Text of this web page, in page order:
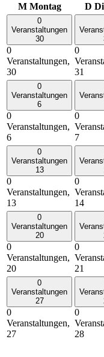
M Montag D
0
Veranstaltungen
30
0
Veranstaltungen,
30
0
31
0
Veranstaltungen
6
0
Veranstaltungen,
6
0
7
0
Veranstaltungen
13
0
Veranstaltungen,
13
0
14
0
Veranstaltungen
20
0
Veranstaltungen,
20
0
21
0
Veranstaltungen
27
0
Veranstaltungen,
27
0
28